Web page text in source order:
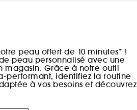
peau offert de 10 minutes* !
peau personnalisé avec une
magasin. Grâce à notre outil
performant, identifiez la routine
à vos besoins et découvrez